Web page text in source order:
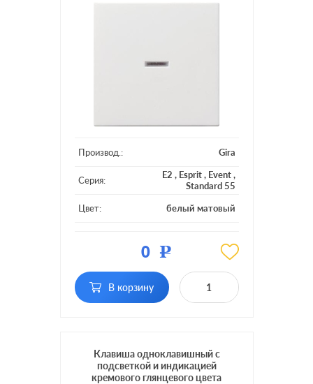
Производ.: Gira
Серия: E2 , Esprit, Event,
Standard 55
Цвет:
белый матовый
клавиш:
Подсветка:
с подсветкой, с
индикацией
0 Р
В корзину
Клавиша одноклавишный с
подсветкой и индикацией
кремового глянцевого цвета